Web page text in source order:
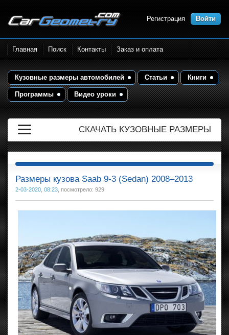
Размеры кузова автомобилей.
Контрольные точки и кузовные
размеры. Геометрия кузова
Регистрация Войти
Главная Поиск Контакты Заказ и оплата
Кузовные размеры автомобилей Статьи Книги
Программы Видео уроки
СКАЧАТЬ КУЗОВНЫЕ РАЗМЕРЫ
Размеры кузова Saab 9-3 (Sedan) 2008–2013
2-03-2020, 08:23 , посмотрело: 929